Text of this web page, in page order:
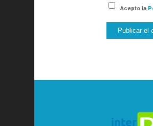
Acepto la